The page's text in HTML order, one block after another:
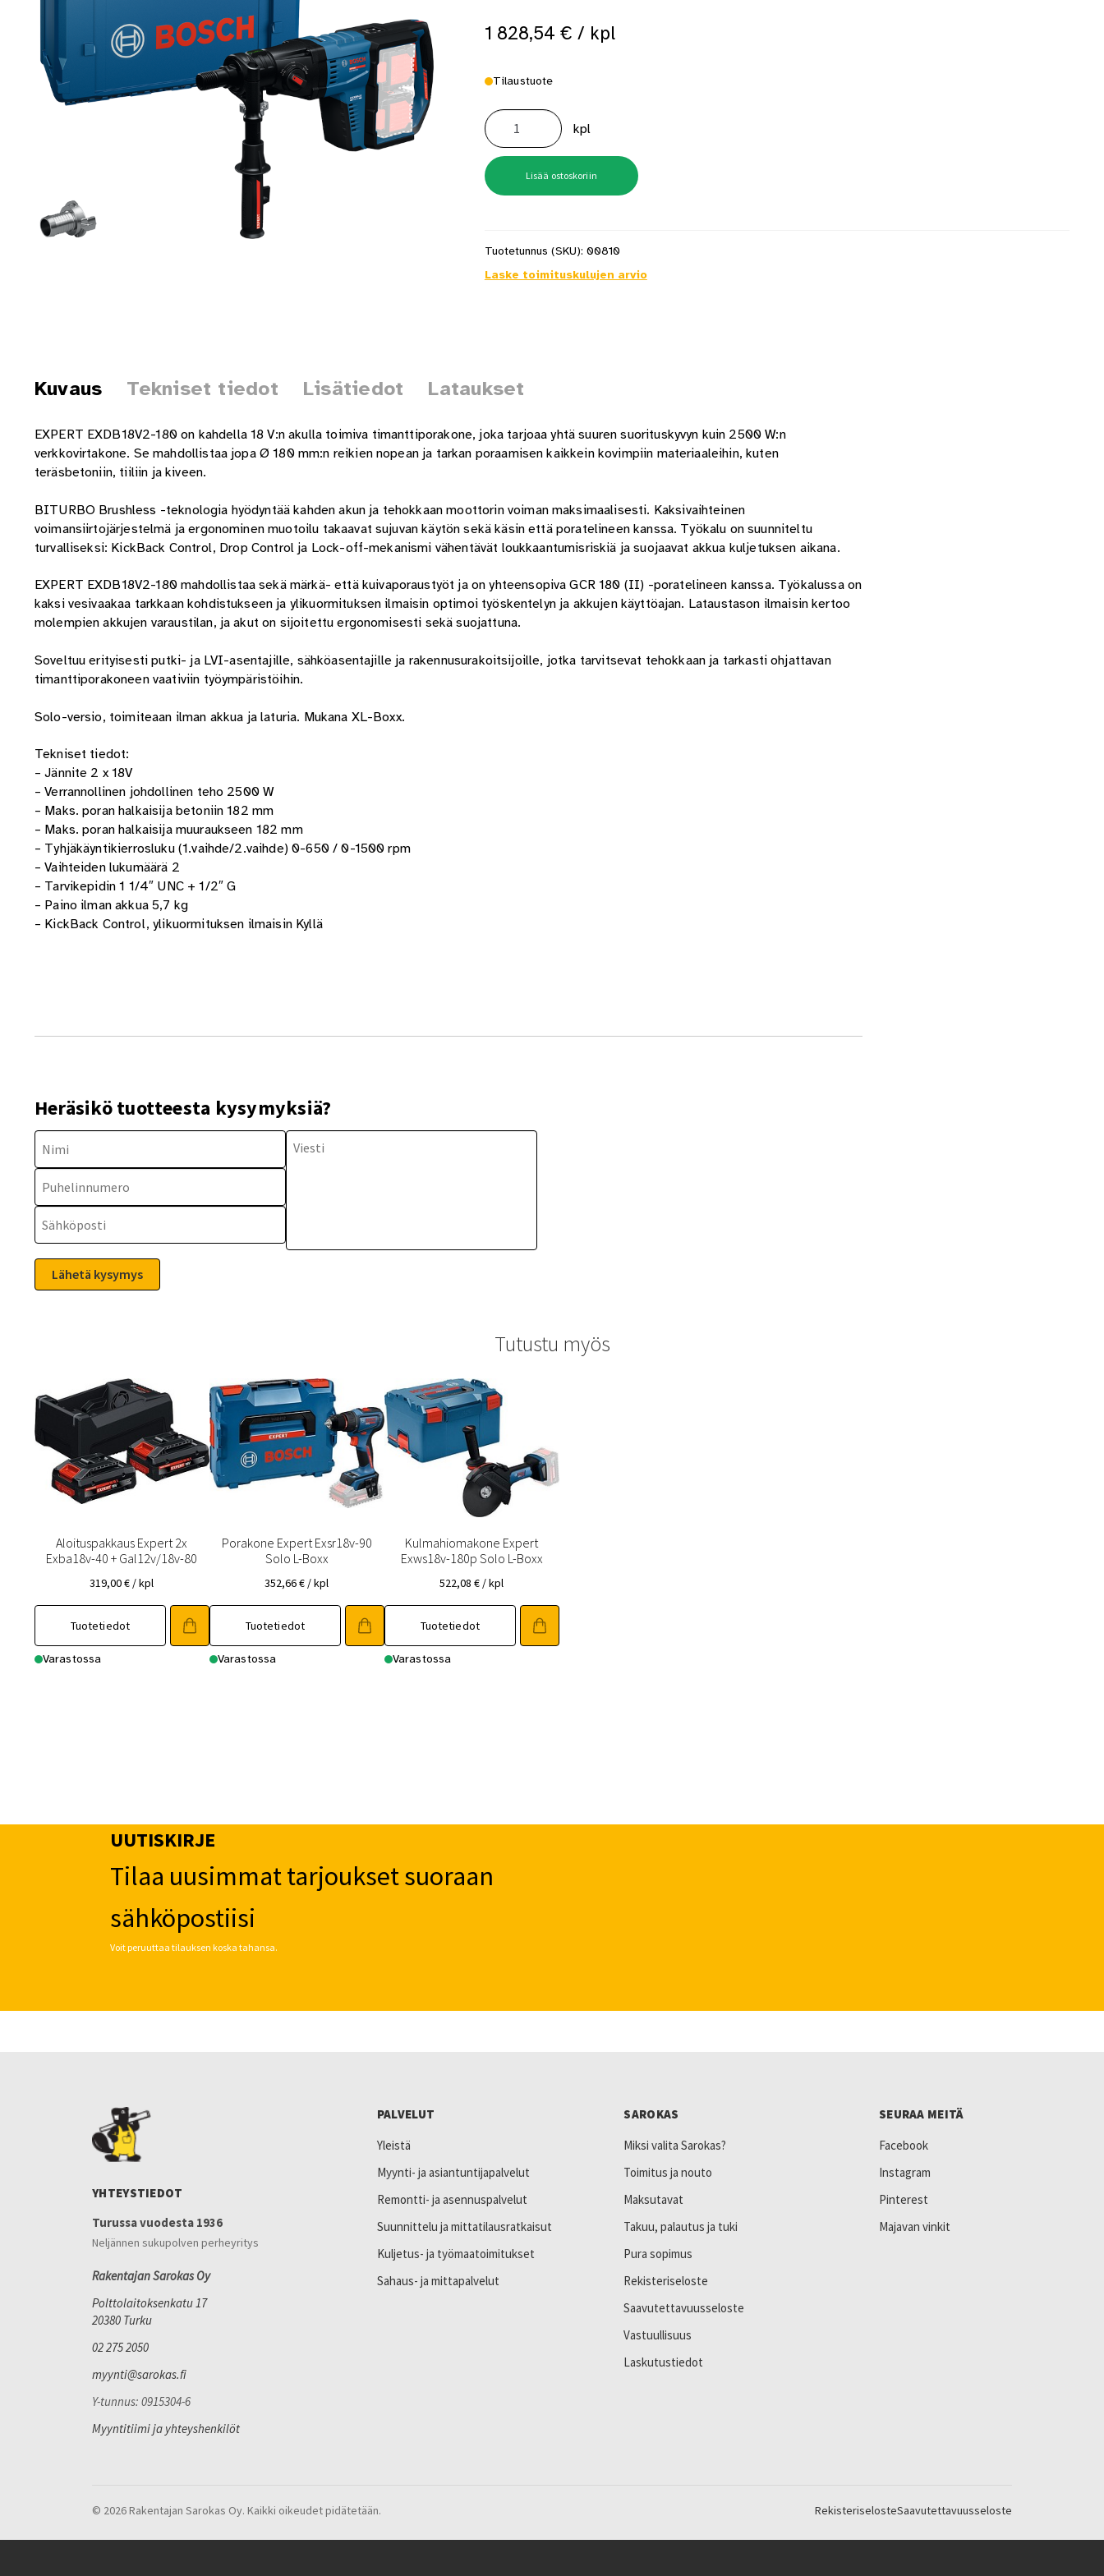
1 828,54 € / kpl
Tilaustuote
Timanttiporakone
Expert
Exdb18v2-
180
Solo
Xl-
Boxx
määrä
kpl
Lisää ostoskoriin
Tuotetunnus (SKU): 00810
Laske toimituskulujen arvio
Kuvaus Tekniset tiedot Lisätiedot Lataukset
EXPERT EXDB18V2-180 on kahdella 18 V:n akulla toimiva timanttiporakone, joka tarjoaa yhtä suuren suorituskyvyn kuin 2500 W:n
verkkovirtakone. Se mahdollistaa jopa Ø 180 mm:n reikien nopean ja tarkan poraamisen kaikkein kovimpiin materiaaleihin, kuten
teräsbetoniin, tiiliin ja kiveen.
BITURBO Brushless -teknologia hyödyntää kahden akun ja tehokkaan moottorin voiman maksimaalisesti. Kaksivaihteinen
voimansiirtojärjestelmä ja ergonominen muotoilu takaavat sujuvan käytön sekä käsin että poratelineen kanssa. Työkalu on suunniteltu
turvalliseksi: KickBack Control, Drop Control ja Lock-off-mekanismi vähentävät loukkaantumisriskiä ja suojaavat akkua kuljetuksen aikana.
EXPERT EXDB18V2-180 mahdollistaa sekä märkä- että kuivaporaustyöt ja on yhteensopiva GCR 180 (II) -poratelineen kanssa. Työkalussa on
kaksi vesivaakaa tarkkaan kohdistukseen ja ylikuormituksen ilmaisin optimoi työskentelyn ja akkujen käyttöajan. Lataustason ilmaisin kertoo
molempien akkujen varaustilan, ja akut on sijoitettu ergonomisesti sekä suojattuna.
Soveltuu erityisesti putki- ja LVI-asentajille, sähköasentajille ja rakennusurakoitsijoille, jotka tarvitsevat tehokkaan ja tarkasti ohjattavan
timanttiporakoneen vaativiin työympäristöihin.
Solo-versio, toimiteaan ilman akkua ja laturia. Mukana XL-Boxx.
Tekniset tiedot:
– Jännite 2 x 18V
– Verrannollinen johdollinen teho 2500 W
– Maks. poran halkaisija betoniin 182 mm
– Maks. poran halkaisija muuraukseen 182 mm
– Tyhjäkäyntikierrosluku (1.vaihde/2.vaihde) 0-650 / 0-1500 rpm
– Vaihteiden lukumäärä 2
– Tarvikepidin 1 1/4″ UNC + 1/2″ G
– Paino ilman akkua 5,7 kg
– KickBack Control, ylikuormituksen ilmaisin Kyllä
Heräsikö tuotteesta kysymyksiä?
Tutustu myös
Aloituspakkaus Expert 2x
Exba18v-40 + Gal12v/18v-80
319,00€ / kpl
Tuotetiedot
Varastossa
Porakone Expert Exsr18v-90
Solo L-Boxx
352,66€ / kpl
Tuotetiedot
Varastossa
Kulmahiomakone Expert
Exws18v-180p Solo L-Boxx
522,08€ / kpl
Tuotetiedot
Varastossa
UUTISKIRJE
Tilaa uusimmat tarjoukset suoraan
sähköpostiisi
Voit peruuttaa tilauksen koska tahansa.
YHTEYSTIEDOT
Turussa vuodesta 1936
Neljännen sukupolven perheyritys
Rakentajan Sarokas Oy
Polttolaitoksenkatu 17
20380 Turku
02 275 2050
myynti@sarokas.fi
Y-tunnus: 0915304-6
Myyntitiimi ja yhteyshenkilöt
PALVELUT
Yleistä
Myynti- ja asiantuntijapalvelut
Remontti- ja asennuspalvelut
Suunnittelu ja mittatilausratkaisut
Kuljetus- ja työmaatoimitukset
Sahaus- ja mittapalvelut
SAROKAS
Miksi valita Sarokas?
Toimitus ja nouto
Maksutavat
Takuu, palautus ja tuki
Pura sopimus
Rekisteriseloste
Saavutettavuusseloste
Vastuullisuus
Laskutustiedot
SEURAA MEITÄ
Facebook
Instagram
Pinterest
Majavan vinkit
© 2026 Rakentajan Sarokas Oy. Kaikki oikeudet pidätetään. RekisteriselosteSaavutettavuusseloste